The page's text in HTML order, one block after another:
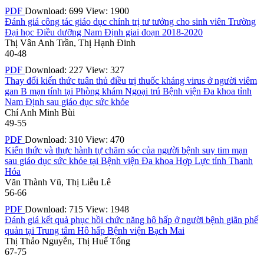
PDF Download: 699 View: 1900
Đánh giá công tác giáo dục chính trị tư tưởng cho sinh viên Trường
Đại học Điều dưỡng Nam Định giai đoạn 2018-2020
Thị Vân Anh Trần, Thị Hạnh Đinh
40-48
PDF Download: 227 View: 327
Thay đổi kiến thức tuân thủ điều trị thuốc kháng virus ở người viêm
gan B mạn tính tại Phòng khám Ngoại trú Bệnh viện Đa khoa tỉnh
Nam Định sau giáo dục sức khỏe
Chí Anh Minh Bùi
49-55
PDF Download: 310 View: 470
Kiến thức và thực hành tự chăm sóc của người bệnh suy tim mạn
sau giáo dục sức khỏe tại Bệnh viện Đa khoa Hợp Lực tỉnh Thanh
Hóa
Văn Thành Vũ, Thị Liễu Lê
56-66
PDF Download: 715 View: 1948
Đánh giá kết quả phục hồi chức năng hô hấp ở người bệnh giãn phế
quản tại Trung tâm Hô hấp Bệnh viện Bạch Mai
Thị Thảo Nguyễn, Thị Huế Tống
67-75